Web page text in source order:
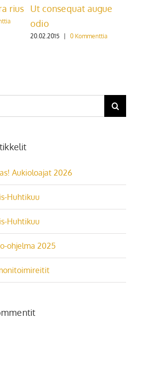
Nullam non augue eget
20.02.2015 | 0 Kommenttia
Sed ut
Huhtikuu
Huhtikuu
ohjelma 2025